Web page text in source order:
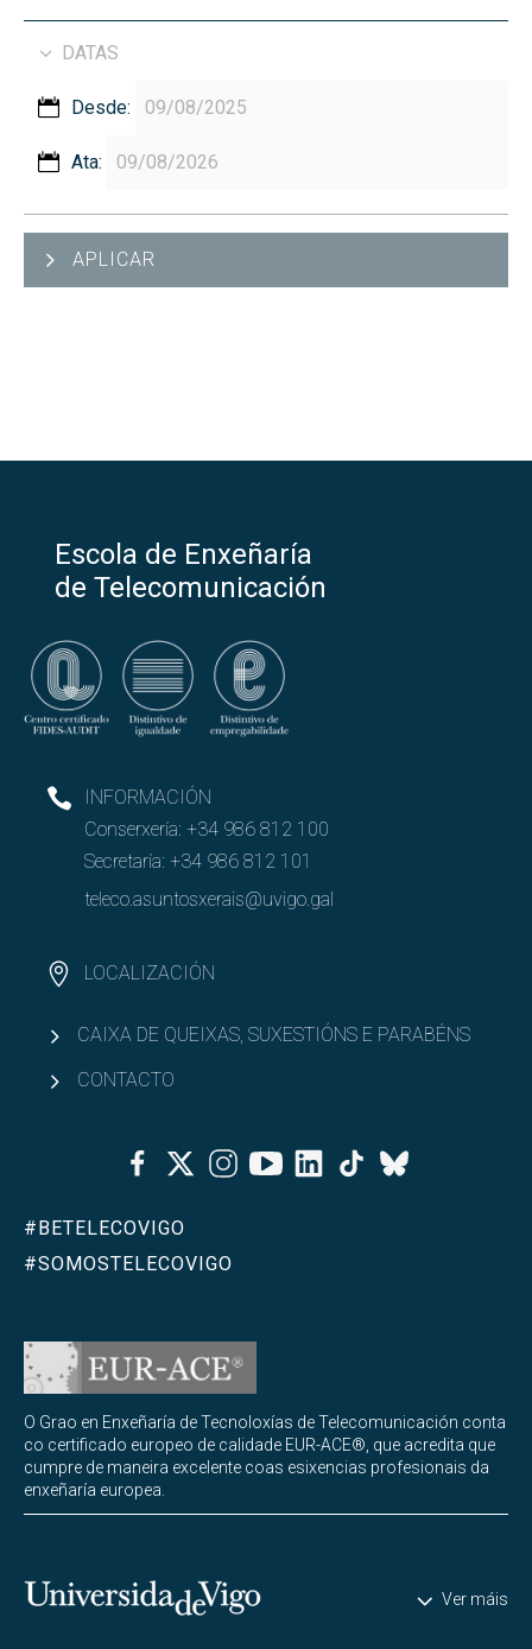
DATAS
Desde:
Ata:
APLICAR
Escola de Enxeñaría
de Telecomunicación
INFORMACIÓN
Conserxería: +34 986 812 100
Secretaría: +34 986 812 101
teleco.asuntosxerais@uvigo.gal
LOCALIZACIÓN
CAIXA DE QUEIXAS, SUXESTIÓNS E PARABÉNS
CONTACTO
FacebookTwitterInstagramYoutubeLinkedinTiktok
Bluesky
#BETELECOVIGO
#SOMOSTELECOVIGO
O Grao en Enxeñaría de Tecnoloxías de Telecomunicación conta
co certificado europeo de calidade EUR-ACE®, que acredita que
cumpre de maneira excelente coas esixencias profesionais da
enxeñaría europea.
Universidade de Vigo Ver máis